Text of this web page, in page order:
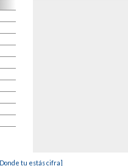
tu estás cifra]